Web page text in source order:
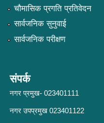
चौमासिक प्रगति प्रतिवेदन
सार्वजनिक सुनुवाई
सार्वजनिक परीक्षण
संपर्क
नगर प्रमुख- 023401111
नगर उपप्रमुख 023401122